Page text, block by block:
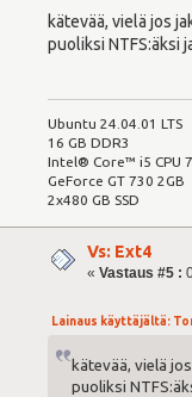
kätevää, vielä jos
puoliksi NTFS:äksi
Ubuntu 24.04.01 LTS
16 GB DDR3
Intel® Core™ i5 CPU
GeForce GT 730 2GB
2x480 GB SSD
Vs: Ext4
«Vastaus #5 :
Lainaus käyttäjältä:
kätevää, vielä
puoliksi